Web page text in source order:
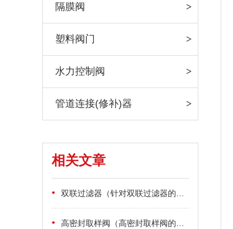
隔膜阀
塑料阀门
水力控制阀
管道连接(修补)器
相关文章
• 双联过滤器（针对双联过滤器的安装使用说明）
• 高密封取样阀（高密封取样阀的应用规范）